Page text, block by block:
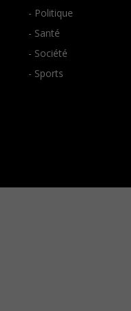
- Politique
- Santé
- Société
- Sports